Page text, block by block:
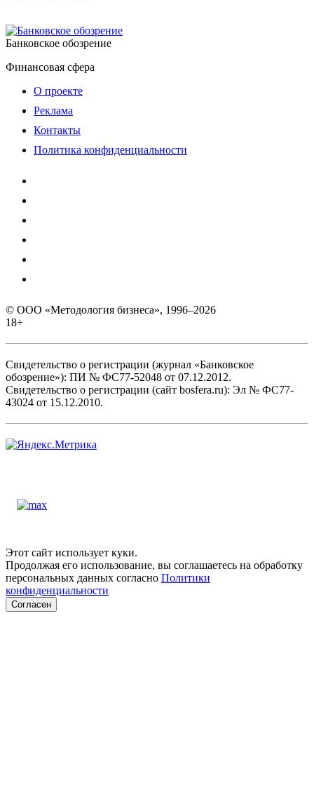
Банковское обозрение
Финансовая сфера
О проекте
Реклама
Контакты
Политика конфиденциальности
© ООО «Методология бизнеса», 1996–2026
18+
Свидетельство о регистрации (журнал «Банковское
обозрение»): ПИ № ФС77-52048 от 07.12.2012.
Свидетельство о регистрации (сайт bosfera.ru): Эл № ФС77-
43024 от 15.12.2010.
Этот сайт использует куки.
Продолжая его использование, вы соглашаетесь на обработку
персональных данных согласно Политики
конфиденциальности
Согласен